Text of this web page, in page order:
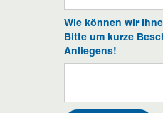
Wie können wir
Bitte um kurze
Anliegens!